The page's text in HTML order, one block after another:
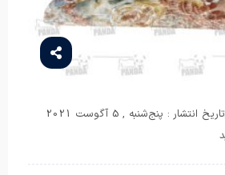
تاریخ انتشار : پنج‌شنبه , 5 آگوست 2021